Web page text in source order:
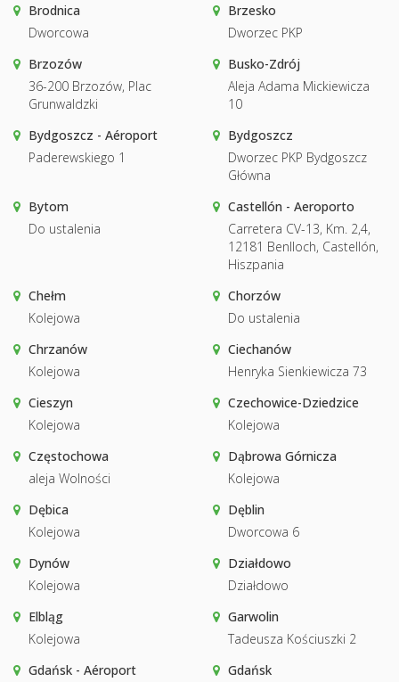
Brodnica
Dworcowa
Brzesko
Dworzec PKP
Brzozów
36-200 Brzozów, Plac
Grunwaldzki
Busko-Zdrój
Aleja Adama Mickiewicza
10
Bydgoszcz - Aéroport
Paderewskiego 1
Bydgoszcz
Dworzec PKP Bydgoszcz
Główna
Bytom
Do ustalenia
Castellón - Aeroporto
Carretera CV-13, Km. 2,4,
12181 Benlloch, Castellón,
Hiszpania
Chełm
Kolejowa
Chorzów
Do ustalenia
Chrzanów
Kolejowa
Ciechanów
Henryka Sienkiewicza 73
Cieszyn
Kolejowa
Czechowice-Dziedzice
Kolejowa
Częstochowa
aleja Wolności
Dąbrowa Górnicza
Kolejowa
Dębica
Kolejowa
Dęblin
Dworcowa 6
Dynów
Kolejowa
Działdowo
Działdowo
Elbląg
Kolejowa
Garwolin
Tadeusza Kościuszki 2
Gdańsk - Aéroport
Gdańsk